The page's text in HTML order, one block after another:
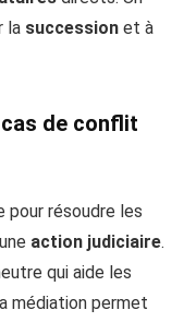
la succession et à
de conflit
pour résoudre les
action judiciaire.
qui aide les
médiation permet